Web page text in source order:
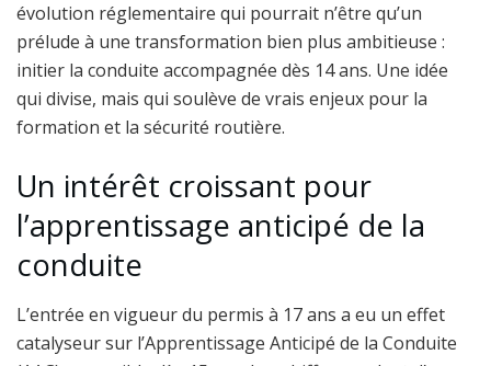
évolution réglementaire qui pourrait n’être qu’un
prélude à une transformation bien plus ambitieuse :
initier la conduite accompagnée dès 14 ans. Une idée
qui divise, mais qui soulève de vrais enjeux pour la
formation et la sécurité routière.
Un intérêt croissant pour
l’apprentissage anticipé de la
conduite
L’entrée en vigueur du permis à 17 ans a eu un effet
catalyseur sur l’Apprentissage Anticipé de la Conduite